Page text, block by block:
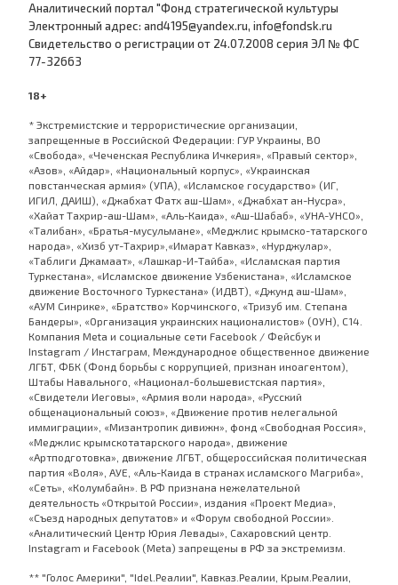
Аналитический портал "Фонд стратегической культуры
Электронный адрес: and4195@yandex.ru, info@fondsk.ru
Cвидетельство о регистрации от 24.07.2008 серия ЭЛ № ФС
77-32663
18+
* Экстремистские и террористические организации,
запрещенные в Российской Федерации: ГУР Украины, ВО
«Свобода», «Чеченская Республика Ичкерия», «Правый сектор»,
«Азов», «Айдар», «Национальный корпус», «Украинская
повстанческая армия» (УПА), «Исламское государство» (ИГ,
ИГИЛ, ДАИШ), «Джабхат Фатх аш-Шам», «Джабхат ан-Нусра»,
«Хайат Тахрир-аш-Шам», «Аль-Каида», «Аш-Шабаб», «УНА-УНСО»,
«Талибан», «Братья-мусульмане», «Меджлис крымско-татарского
народа», «Хизб ут-Тахрир»,«Имарат Кавказ», «Нурджулар»,
«Таблиги Джамаат», «Лашкар-И-Тайба», «Исламская партия
Туркестана», «Исламское движение Узбекистана», «Исламское
движение Восточного Туркестана» (ИДВТ), «Джунд аш-Шам»,
«АУМ Синрике», «Братство» Корчинского, «Тризуб им. Степана
Бандеры», «Организация украинских националистов» (ОУН), С14.
Компания Meta и социальные сети Facebook / Фейсбук и
Instagram / Инстаграм, Международное общественное движение
ЛГБТ, ФБК (Фонд борьбы с коррупцией, признан иноагентом),
Штабы Навального, «Национал-большевистская партия»,
«Свидетели Иеговы», «Армия воли народа», «Русский
общенациональный союз», «Движение против нелегальной
иммиграции», «Мизантропик дивижн», фонд «Свободная Россия»,
«Меджлис крымскотатарского народа», движение
«Артподготовка», движение ЛГБТ, общероссийская политическая
партия «Воля», АУЕ, «Аль-Каида в странах исламского Магриба»,
«Сеть», «Колумбайн». В РФ признана нежелательной
деятельность «Открытой России», издания «Проект Медиа»,
«Съезд народных депутатов» и «Форум свободной России».
«Аналитический Центр Юрия Левады», Сахаровский центр.
Instagram и Facebook (Metа) запрещены в РФ за экстремизм.
** "Голос Америки", "Idel.Реалии", Кавказ.Реалии, Крым.Реалии,